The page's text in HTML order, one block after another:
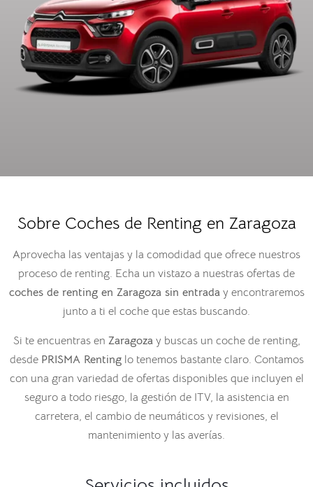
Sobre Coches de Renting en Zaragoza
Aprovecha las ventajas y la comodidad que ofrece nuestros
proceso de renting. Echa un vistazo a nuestras ofertas de
coches de renting en Zaragoza sin entraday encontraremos
junto a ti el coche que estas buscando.
Si te encuentras en Zaragozay buscas un coche de renting,
desde PRISMA Rentinglo tenemos bastante claro. Contamos
con una gran variedad de ofertas disponibles que incluyen el
seguro a todo riesgo, la gestión de ITV, la asistencia en
carretera, el cambio de neumáticos y revisiones, el
mantenimiento y las averías.